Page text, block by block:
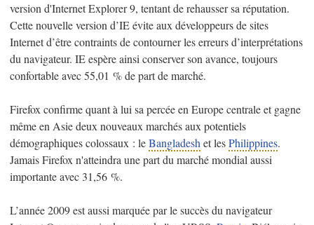
version d'Internet Explorer 9, tentant de rehausser sa réputation.
Cette nouvelle version d’IE évite aux développeurs de sites
Internet d’être contraints de contourner les erreurs d’interprétations
du navigateur. IE espère ainsi conserver son avance, toujours
confortable avec 55,01 % de part de marché.
Firefox confirme quant à lui sa percée en Europe centrale et gagne
même en Asie deux nouveaux marchés aux potentiels
démographiques colossaux : leBangladeshet lesPhilippines.
Jamais Firefox n'atteindra une part du marché mondial aussi
importante avec 31,56 %.
L’année 2009 est aussi marquée par le succès du navigateur